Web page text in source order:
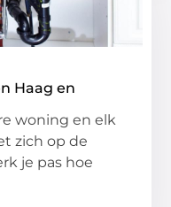
Haag en
woning en elk
zich op de
je pas hoe